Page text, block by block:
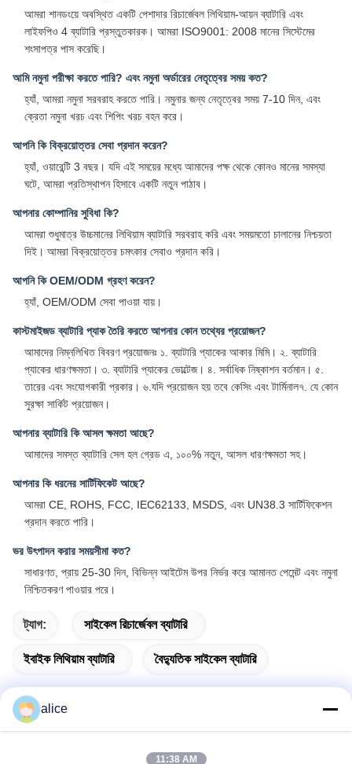
আমরা শানডংয়ে অবস্থিত একটি পেশাদার রিচার্জেবল লিথিয়াম-আয়ন ব্যাটারি এবং
লাইফপিও 4 ব্যাটারি প্রস্তুতকারক। আমরা ISO9001: 2008 মানের সিস্টেমের
শংসাপত্র পাস করেছি।
আমি নমুনা পরীক্ষা করতে পারি? এবং নমুনা অর্ডারের নেতৃত্বের সময় কত?
হ্যাঁ, আমরা নমুনা সরবরাহ করতে পারি। নমুনার জন্য নেতৃত্বের সময় 7-10 দিন, এবং
ক্রেতা নমুনা খরচ এবং শিপিং খরচ বহন করে।
আপনি কি বিক্রয়োত্তর সেবা প্রদান করেন?
হ্যাঁ, ওয়ারেন্টি 3 বছর। যদি এই সময়ের মধ্যে আমাদের পক্ষ থেকে কোনও মানের সমস্যা
ঘটে, আমরা প্রতিস্থাপন হিসাবে একটি নতুন পাঠাব।
আপনার কোম্পানির সুবিধা কি?
আমরা শুধুমাত্র উচ্চমানের লিথিয়াম ব্যাটারি সরবরাহ করি এবং সময়মতো চালানের নিশ্চয়তা
দিই। আমরা বিক্রয়োত্তর চমৎকার সেবাও প্রদান করি।
আপনি কি OEM/ODM গ্রহণ করেন?
হ্যাঁ, OEM/ODM সেবা পাওয়া যায়।
কাস্টমাইজড ব্যাটারি প্যাক তৈরি করতে আপনার কোন তথ্যের প্রয়োজন?
আমাদের নিম্নলিখিত বিবরণ প্রয়োজনঃ ১. ব্যাটারি প্যাকের আকার মিমি। ২. ব্যাটারি
প্যাকের ধারণক্ষমতা। ৩. ব্যাটারি প্যাকের ভোল্টেজ। ৪. সর্বাধিক নিষ্কাশন বর্তমান। ৫.
তারের এবং সংযোগকারী প্রকার। ৬.যদি প্রয়োজন হয় তবে কেসিং এবং টার্মিনাল৭. যে কোন
সুরক্ষা সার্কিট প্রয়োজন।
আপনার ব্যাটারি কি আসল ক্ষমতা আছে?
আমাদের সমস্ত ব্যাটারি সেল হল গ্রেড এ, ১০০% নতুন, আসল ধারণক্ষমতা সহ।
আপনার কি ধরনের সার্টিফিকেট আছে?
আমরা CE, ROHS, FCC, IEC62133, MSDS, এবং UN38.3 সার্টিফিকেশন
প্রদান করতে পারি।
ভর উৎপাদন করার সময়সীমা কত?
সাধারণত, প্রায় 25-30 দিন, বিভিন্ন আইটেম উপর নির্ভর করে আমানত পেমেন্ট এবং নমুনা
নিশ্চিতকরণ পাওয়ার পরে।
ট্যাগ: সাইকেল রিচার্জেবল ব্যাটারি
ইবাইক লিথিয়াম ব্যাটারি বৈদ্যুতিক সাইকেল ব্যাটারি
alice
11:38 AM